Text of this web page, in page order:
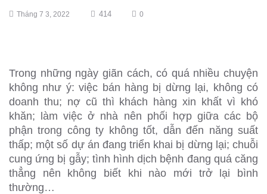
Tháng 7 3, 2022 414 0
Trong những ngày giãn cách, có quá nhiều chuyện
không như ý: việc bán hàng bị dừng lại, không có
doanh thu; nợ cũ thì khách hàng xin khất vì khó
khăn; làm việc ở nhà nên phối hợp giữa các bộ
phận trong công ty không tốt, dẫn đến năng suất
thấp; một số dự án đang triển khai bị dừng lại; chuỗi
cung ứng bị gẫy; tình hình dịch bệnh đang quá căng
thẳng nên không biết khi nào mới trở lại bình
thường…